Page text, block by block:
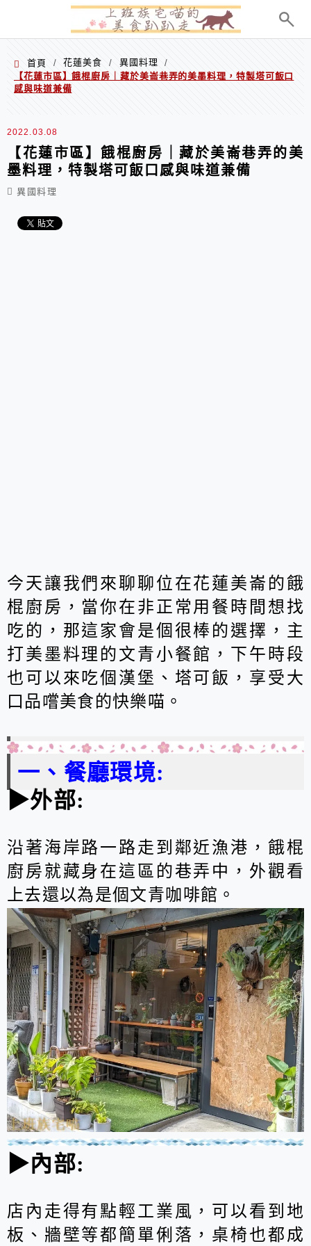
首頁 / 花蓮美食 / 異國料理
/
【花蓮市區】餓棍廚房｜藏於美崙巷弄的美墨料理，特製塔可飯口
感與味道兼備
2022.03.08
【花蓮市區】餓棍廚房｜藏於美崙巷弄的美
墨料理，特製塔可飯口感與味道兼備
異國料理
今天讓我們來聊聊位在花蓮美崙的餓
棍廚房，當你在非正常用餐時間想找
吃的，那這家會是個很棒的選擇，主
打美墨料理的文青小餐館，下午時段
也可以來吃個漢堡、塔可飯，享受大
口品嚐美食的快樂喵。
一、餐廳環境:
▶外部:
沿著海岸路一路走到鄰近漁港，餓棍
廚房就藏身在這區的巷弄中，外觀看
上去還以為是個文青咖啡館。
▶內部:
店內走得有點輕工業風，可以看到地
板、牆壁等都簡單俐落，桌椅也都成